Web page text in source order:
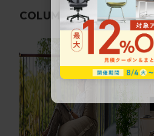
COLUMN関連コラム